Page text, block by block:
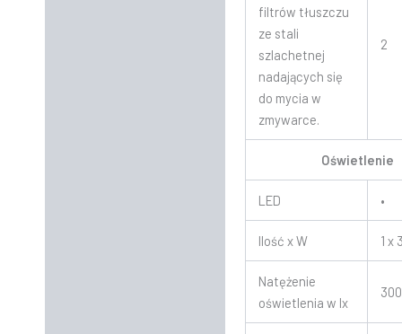
filtrów tłuszczu
ze stali
szlachetnej
nadających się
do mycia w
zmywarce.
2
Oświetlenie
LED •
Ilość x W 1 x
Natężenie
oświetlenia w lx
300